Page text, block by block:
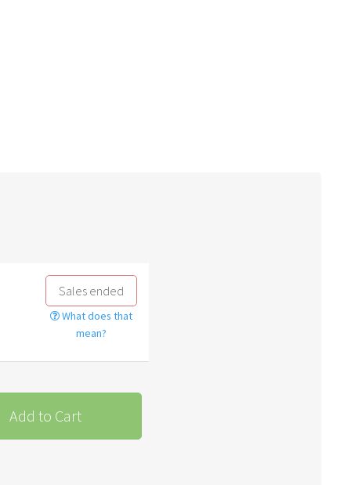
Sales ended
What does that
mean?
Add to Cart